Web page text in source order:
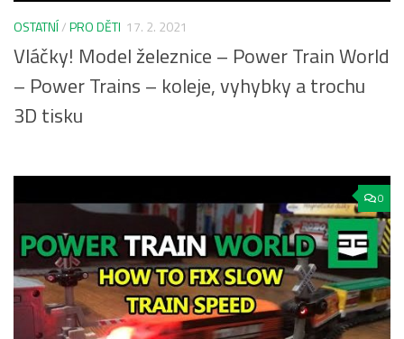
OSTATNÍ/PRO DĚTI 17. 2. 2021
Vláčky! Model železnice – Power Train World
– Power Trains – koleje, vyhybky a trochu
3D tisku
0